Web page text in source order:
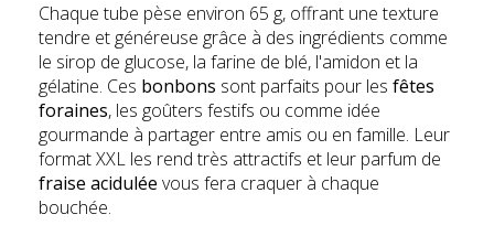
Chaque tube pèse environ 65 g, offrant une texture
tendre et généreuse grâce à des ingrédients comme
le sirop de glucose, la farine de blé, l'amidon et la
gélatine. Ces bonbons sont parfaits pour les fêtes
foraines, les goûters festifs ou comme idée
gourmande à partager entre amis ou en famille. Leur
format XXL les rend très attractifs et leur parfum de
fraise acidulée vous fera craquer à chaque
bouchée.